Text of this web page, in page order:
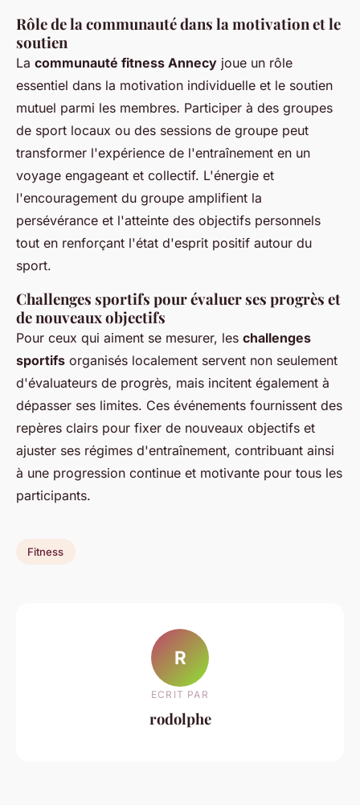
Rôle de la communauté dans la motivation et le
soutien
La communauté fitness Annecy joue un rôle
essentiel dans la motivation individuelle et le soutien
mutuel parmi les membres. Participer à des groupes
de sport locaux ou des sessions de groupe peut
transformer l'expérience de l'entraînement en un
voyage engageant et collectif. L'énergie et
l'encouragement du groupe amplifient la
persévérance et l'atteinte des objectifs personnels
tout en renforçant l'état d'esprit positif autour du
sport.
Challenges sportifs pour évaluer ses progrès et
de nouveaux objectifs
Pour ceux qui aiment se mesurer, les challenges
sportifs organisés localement servent non seulement
d'évaluateurs de progrès, mais incitent également à
dépasser ses limites. Ces événements fournissent des
repères clairs pour fixer de nouveaux objectifs et
ajuster ses régimes d'entraînement, contribuant ainsi
à une progression continue et motivante pour tous les
participants.
Fitness
R
ECRIT PAR
rodolphe